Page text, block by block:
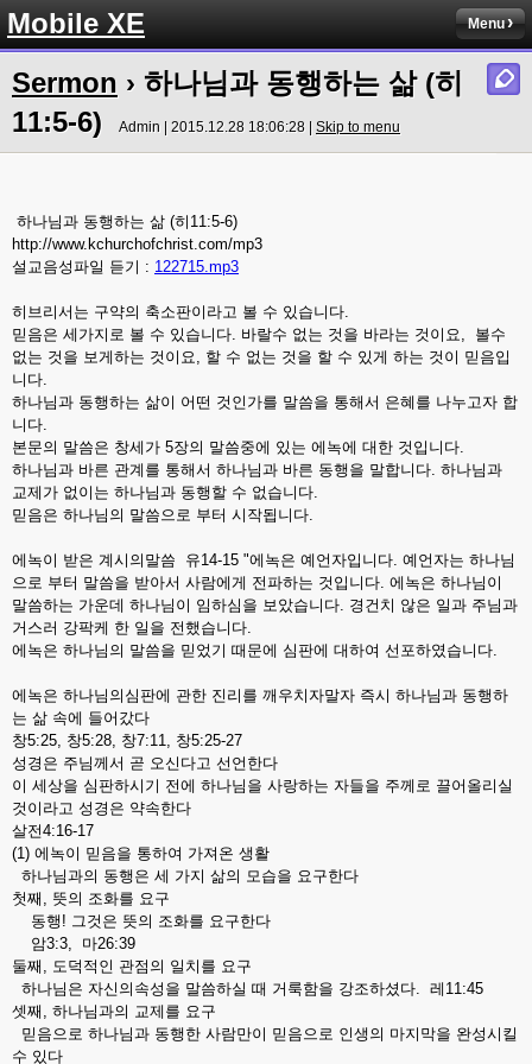
Mobile XE Menu
Sermon › 하나님과 동행하는 삶 (히
11:5-6)
Admin | 2015.12.28 18:06:28 | Skip to menu
하나님과 동행하는 삶 (히11:5-6)
http://www.kchurchofchrist.com/mp3
설교음성파일 듣기 : 122715.mp3
히브리서는 구약의 축소판이라고 볼 수 있습니다.
믿음은 세가지로 볼 수 있습니다. 바랄수 없는 것을 바라는 것이요, 볼수
없는 것을 보게하는 것이요, 할 수 없는 것을 할 수 있게 하는 것이 믿음입
니다.
하나님과 동행하는 삶이 어떤 것인가를 말씀을 통해서 은혜를 나누고자 합
니다.
본문의 말씀은 창세가 5장의 말씀중에 있는 에녹에 대한 것입니다.
하나님과 바른 관계를 통해서 하나님과 바른 동행을 말합니다. 하나님과
교제가 없이는 하나님과 동행할 수 없습니다.
믿음은 하나님의 말씀으로 부터 시작됩니다.
에녹이 받은 계시의말씀 유14-15 "에녹은 예언자입니다. 예언자는 하나님
으로 부터 말씀을 받아서 사람에게 전파하는 것입니다. 에녹은 하나님이
말씀하는 가운데 하나님이 임하심을 보았습니다. 경건치 않은 일과 주님과
거스러 강팍케 한 일을 전했습니다.
에녹은 하나님의 말씀을 믿었기 때문에 심판에 대하여 선포하였습니다.
에녹은 하나님의심판에 관한 진리를 깨우치자말자 즉시 하나님과 동행하
는 삶 속에 들어갔다
창5:25, 창5:28, 창7:11, 창5:25-27
성경은 주님께서 곧 오신다고 선언한다
이 세상을 심판하시기 전에 하나님을 사랑하는 자들을 주께로 끌어올리실
것이라고 성경은 약속한다
살전4:16-17
(1) 에녹이 믿음을 통하여 가져온 생활
하나님과의 동행은 세 가지 삶의 모습을 요구한다
첫째, 뜻의 조화를 요구
동행! 그것은 뜻의 조화를 요구한다
암3:3, 마26:39
둘째, 도덕적인 관점의 일치를 요구
하나님은 자신의속성을 말씀하실 때 거룩함을 강조하셨다. 레11:45
셋째, 하나님과의 교제를 요구
믿음으로 하나님과 동행한 사람만이 믿음으로 인생의 마지막을 완성시킬
수 있다